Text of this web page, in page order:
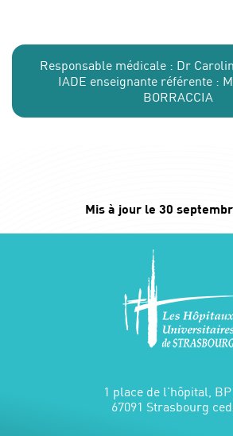
Responsable médicale : Dr
IADE enseignante référente :
BORRACCIA
Mis à jour le 30
1 place de l'hôpital, BP
67091 Strasbourg